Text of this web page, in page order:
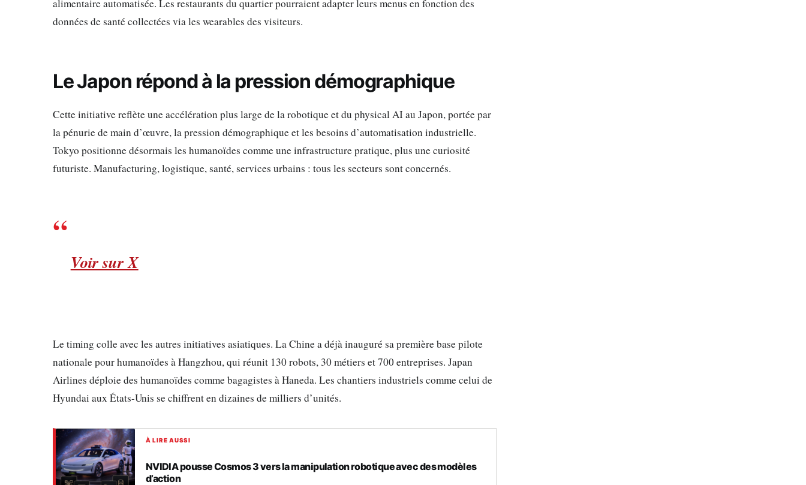
alimentaire automatisée. Les restaurants du quartier pourraient adapter leurs menus en fonction des
données de santé collectées via les wearables des visiteurs.
Le Japon répond à la pression démographique
Cette initiative reflète une accélération plus large de la robotique et du physical AI au Japon, portée par
la pénurie de main d’œuvre, la pression démographique et les besoins d’automatisation industrielle.
Tokyo positionne désormais les humanoïdes comme une infrastructure pratique, plus une curiosité
futuriste. Manufacturing, logistique, santé, services urbains : tous les secteurs sont concernés.
Voir sur X
Le timing colle avec les autres initiatives asiatiques. La Chine a déjà inauguré sa première base pilote
nationale pour humanoïdes à Hangzhou, qui réunit 130 robots, 30 métiers et 700 entreprises. Japan
Airlines déploie des humanoïdes comme bagagistes à Haneda. Les chantiers industriels comme celui de
Hyundai aux États-Unis se chiffrent en dizaines de milliers d’unités.
À LIRE AUSSI
NVIDIA pousse Cosmos 3 vers la manipulation robotique avec des modèles
d’action